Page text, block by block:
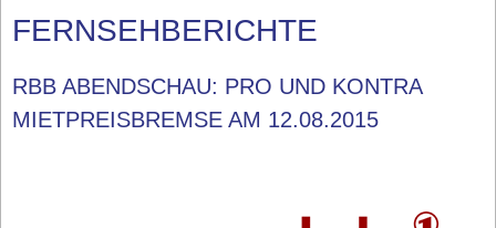
FERNSEHBERICHTE
RBB ABENDSCHAU: PRO UND KONTRA
MIETPREISBREMSE AM 12.08.2015